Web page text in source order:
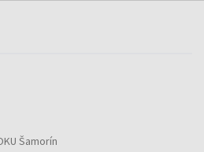
Šamorín